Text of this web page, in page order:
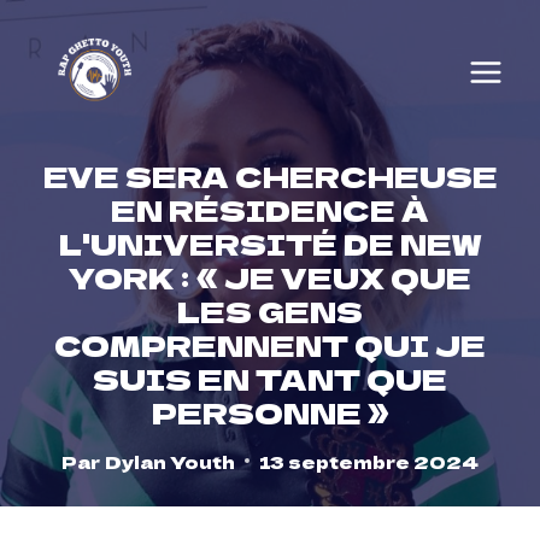
content
EVE SERA CHERCHEUSE
EN RÉSIDENCE À
L'UNIVERSITÉ DE NEW
YORK : « JE VEUX QUE
LES GENS
COMPRENNENT QUI JE
SUIS EN TANT QUE
PERSONNE »
Par Dylan Youth 13 septembre 2024